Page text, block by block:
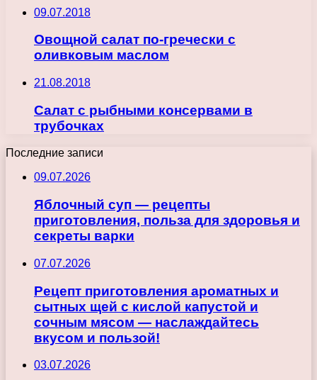
09.07.2018
Овощной салат по-гречески с
оливковым маслом
21.08.2018
Салат с рыбными консервами в
трубочках
Последние записи
09.07.2026
Яблочный суп — рецепты
приготовления, польза для здоровья и
секреты варки
07.07.2026
Рецепт приготовления ароматных и
сытных щей с кислой капустой и
сочным мясом — наслаждайтесь
вкусом и пользой!
03.07.2026